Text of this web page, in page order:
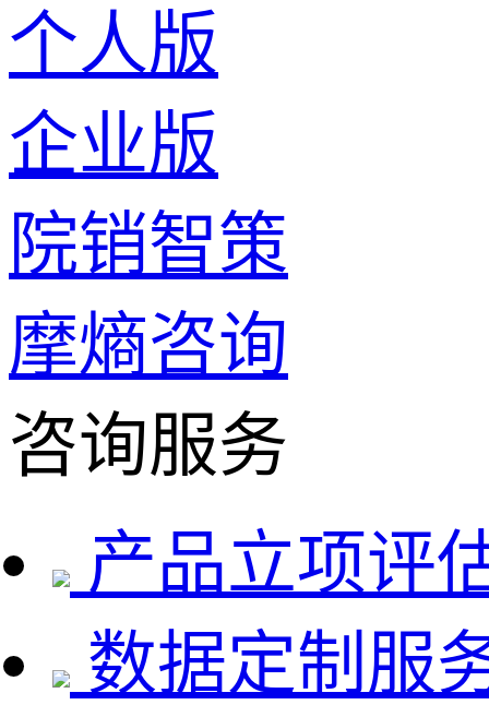
个人版
企业版
院销智策
摩熵咨询
咨询服务
产品立项评
数据定制服